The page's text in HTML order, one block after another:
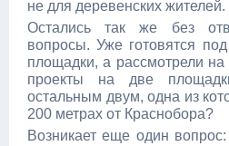
не для деревенских жителей.
Остались так же без
вопросы. Уже готовятся
площадки, а рассмотрели
проекты на две
остальным двум, одна из
200 метрах от Краснобора?
Возникает еще один